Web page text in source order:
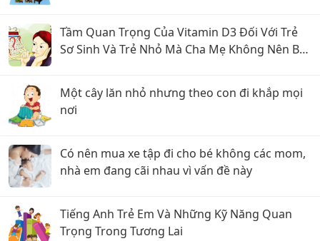
Tầm Quan Trọng Của Vitamin D3 Đối Với Trẻ
Sơ Sinh Và Trẻ Nhỏ Mà Cha Mẹ Không Nên Bỏ
Một cây lăn nhỏ nhưng theo con đi khắp mọi
nơi
Có nên mua xe tập đi cho bé không các mom,
nhà em đang cãi nhau vì vấn đề này
Tiếng Anh Trẻ Em Và Những Kỹ Năng Quan
Trọng Trong Tương Lai